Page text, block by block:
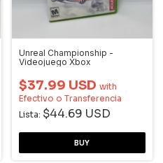
Unreal Championship -
Videojuego Xbox
$37.99 USD with
Efectivo o Transferencia
Lista: $44.69 USD